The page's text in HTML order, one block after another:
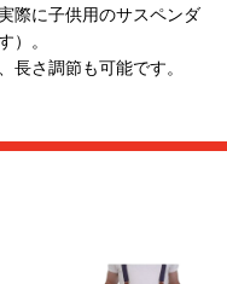
際に子供用のサスペンダ
）。
さ調節も可能です。